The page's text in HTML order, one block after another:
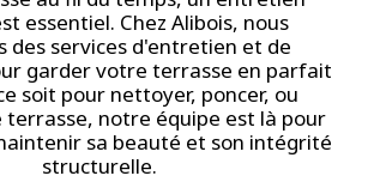
essentiel. Chez Alibois, nous
des services d'entretien et de
garder votre terrasse en parfait
soit pour nettoyer, poncer, ou
notre équipe est là pour
sa beauté et son intégrité
structurelle.